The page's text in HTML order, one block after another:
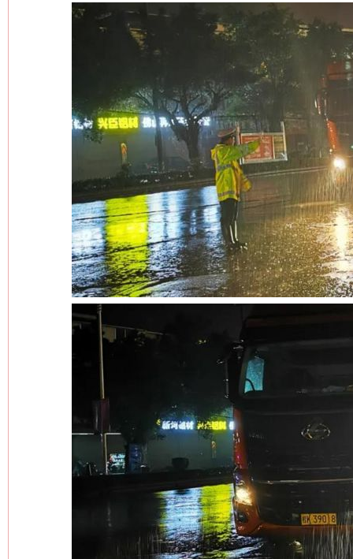
网上购药对药下症？
这是一记警钟！